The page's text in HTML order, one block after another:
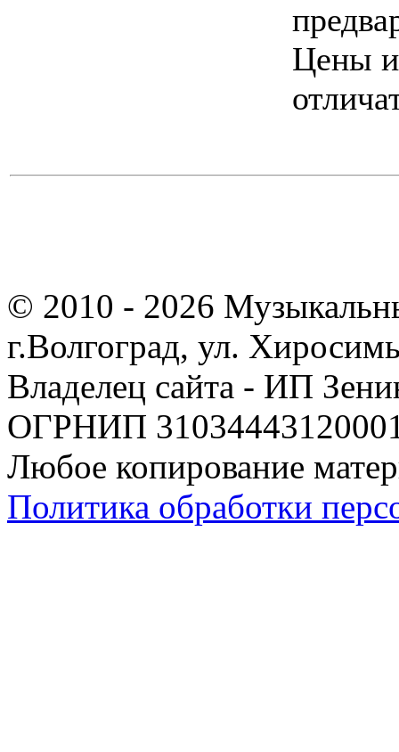
Цены и
© 2010 - 2026
г.Волгоград, ул.
Владелец сайта - ИП
ОГРНИП
Любое копирование
Политика обработки